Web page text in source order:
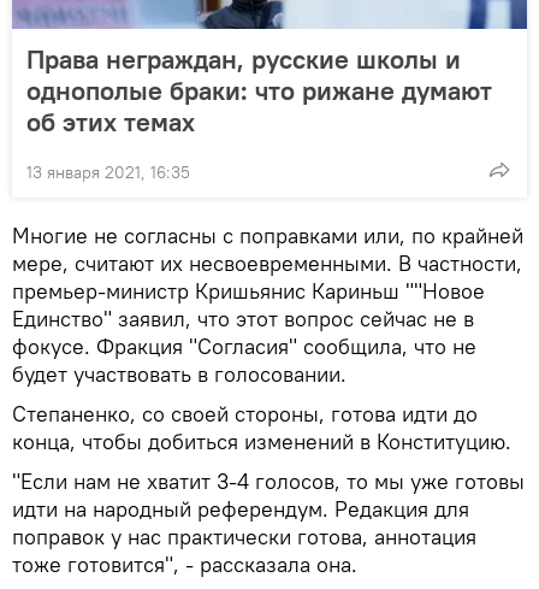
Права неграждан, русские школы и
однополые браки: что рижане думают
об этих темах
13 января 2021, 16:35
Многие не согласны с поправками или, по крайней
мере, считают их несвоевременными. В частности,
премьер-министр Кришьянис Кариньш ""Новое
Единство" заявил, что этот вопрос сейчас не в
фокусе. Фракция "Согласия" сообщила, что не
будет участвовать в голосовании.
Степаненко, со своей стороны, готова идти до
конца, чтобы добиться изменений в Конституцию.
"Если нам не хватит 3-4 голосов, то мы уже готовы
идти на народный референдум. Редакция для
поправок у нас практически готова, аннотация
тоже готовится", - рассказала она.